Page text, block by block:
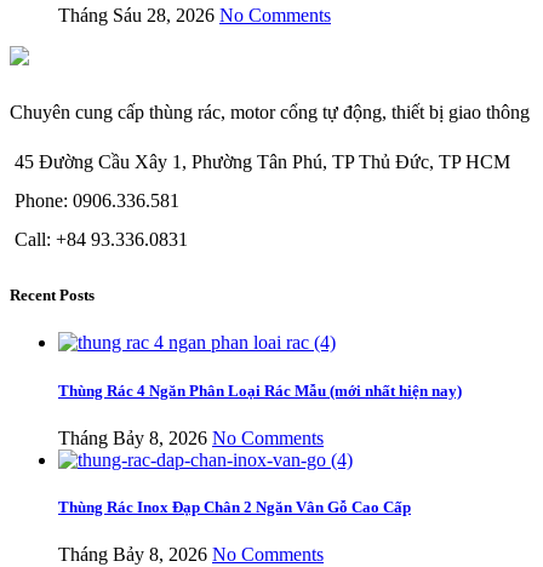
Tháng Sáu 28, 2026 No Comments
Chuyên cung cấp thùng rác, motor cổng tự động, thiết bị giao thông
45 Đường Cầu Xây 1, Phường Tân Phú, TP Thủ Đức, TP HCM
Phone: 0906.336.581
Call: +84 93.336.0831
Recent Posts
Thùng Rác 4 Ngăn Phân Loại Rác Mẫu (mới nhất hiện nay)
Tháng Bảy 8, 2026 No Comments
Thùng Rác Inox Đạp Chân 2 Ngăn Vân Gỗ Cao Cấp
Tháng Bảy 8, 2026 No Comments